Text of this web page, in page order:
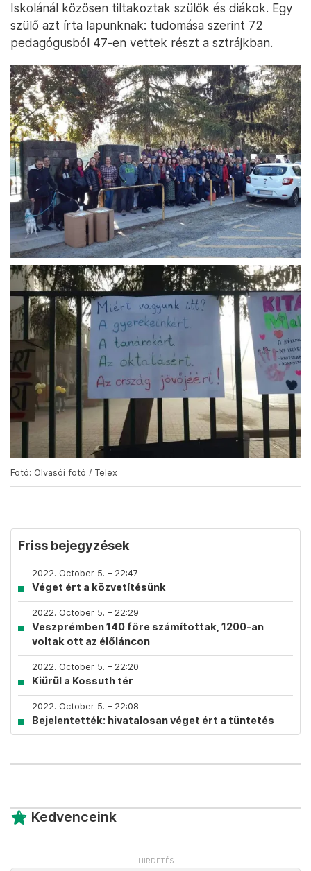
Iskolánál közösen tiltakoztak szülők és diákok. Egy
szülő azt írta lapunknak: tudomása szerint 72
pedagógusból 47-en vettek részt a sztrájkban.
Fotó: Olvasói fotó / Telex
Friss bejegyzések
2022. October 5. – 22:47
Véget ért a közvetítésünk
2022. October 5. – 22:29
Veszprémben 140 főre számítottak, 1200-an
voltak ott az élőláncon
2022. October 5. – 22:20
Kiürül a Kossuth tér
2022. October 5. – 22:08
Bejelentették: hivatalosan véget ért a tüntetés
Kedvenceink